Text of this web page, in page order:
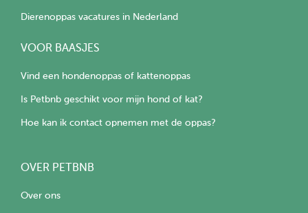
Dierenoppas vacatures in Nederland
VOOR BAASJES
Vind een hondenoppas of kattenoppas
Is Petbnb geschikt voor mijn hond of kat?
Hoe kan ik contact opnemen met de oppas?
OVER PETBNB
Over ons